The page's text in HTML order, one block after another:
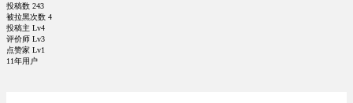
投稿数 243
被拉黑次数 4
投稿主 Lv4
评价师 Lv3
点赞家 Lv1
11年用户